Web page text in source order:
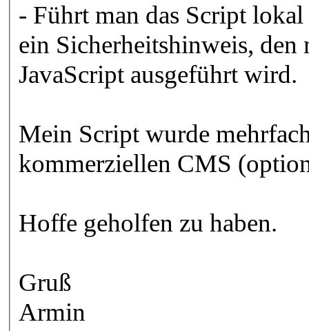
- Führt man das Script
ein Sicherheitshinweis, den
JavaScript ausgeführt wird.
Mein Script wurde
kommerziellen CMS
Hoffe geholfen zu haben.
Gruß
Armin